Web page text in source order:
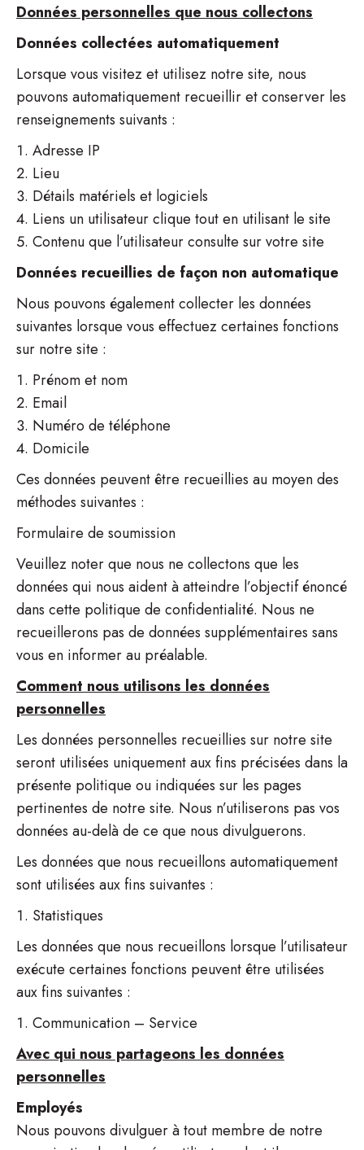
Données personnelles que nous collectons
Données collectées automatiquement
Lorsque vous visitez et utilisez notre site, nous
pouvons automatiquement recueillir et conserver les
renseignements suivants :
Adresse IP
Lieu
Détails matériels et logiciels
Liens un utilisateur clique tout en utilisant le site
Contenu que l’utilisateur consulte sur votre site
Données recueillies de façon non automatique
Nous pouvons également collecter les données
suivantes lorsque vous effectuez certaines fonctions
sur notre site :
Prénom et nom
Email
Numéro de téléphone
Domicile
Ces données peuvent être recueillies au moyen des
méthodes suivantes :
Formulaire de soumission
Veuillez noter que nous ne collectons que les
données qui nous aident à atteindre l’objectif énoncé
dans cette politique de confidentialité. Nous ne
recueillerons pas de données supplémentaires sans
vous en informer au préalable.
Comment nous utilisons les données
personnelles
Les données personnelles recueillies sur notre site
seront utilisées uniquement aux fins précisées dans la
présente politique ou indiquées sur les pages
pertinentes de notre site. Nous n’utiliserons pas vos
données au-delà de ce que nous divulguerons.
Les données que nous recueillons automatiquement
sont utilisées aux fins suivantes :
Statistiques
Les données que nous recueillons lorsque l’utilisateur
exécute certaines fonctions peuvent être utilisées
aux fins suivantes :
Communication – Service
Avec qui nous partageons les données
personnelles
Employés
Nous pouvons divulguer à tout membre de notre